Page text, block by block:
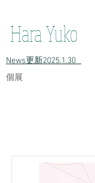
Hara Yuko
​News更新2025.1.30
​個展